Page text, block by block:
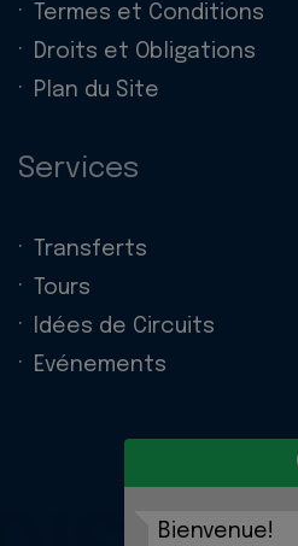
Termes et Conditions
Droits et Obligations
Plan du Site
Services
Transferts
Tours
Idées de Circuits
Evénements
Bienvenue!